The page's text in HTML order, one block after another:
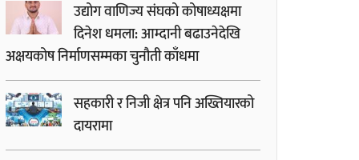
उद्योग वाणिज्य संघको कोषाध्यक्षमा
दिनेश धमला: आम्दानी बढाउनेदेखि
अक्षयकोष निर्माणसम्मका चुनौती काँधमा
सहकारी र निजी क्षेत्र पनि अख्तियारको
दायरामा